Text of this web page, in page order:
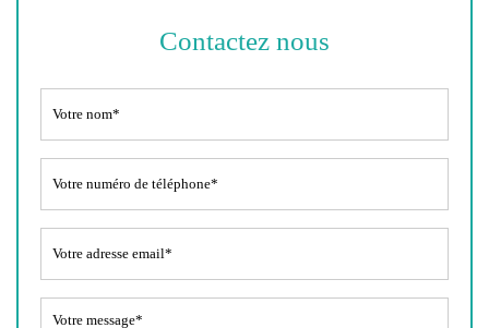
Contactez nous